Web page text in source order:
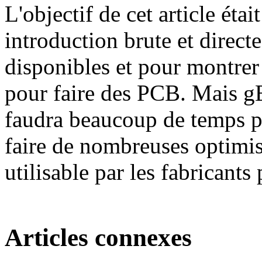
L'objectif de cet article
introduction brute et
disponibles et pour
pour faire des PCB. Mais
faudra beaucoup de temps
faire de nombreuses
utilisable par les fabricants
Articles connexes